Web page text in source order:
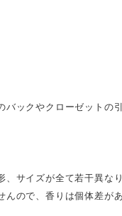
バックやクローゼットの
サイズが全て若干異な
ので、香りは個体差があ